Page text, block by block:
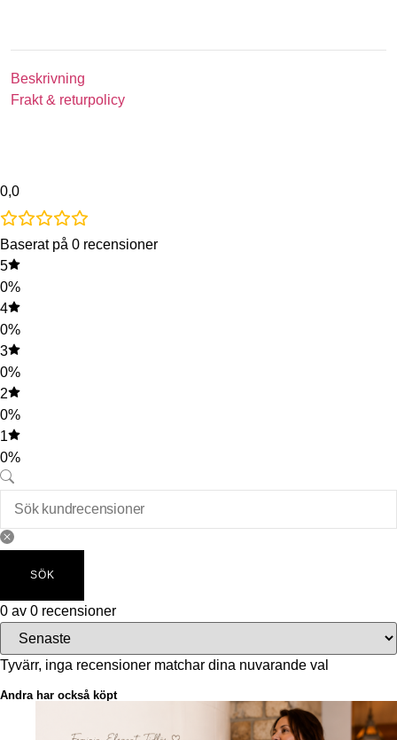
Beskrivning
Frakt & returpolicy
0,0
Baserat på 0 recensioner
5
0%
4
0%
3
0%
2
0%
1
0%
SÖK
0 av 0 recensioner
Tyvärr, inga recensioner matchar dina nuvarande val
Andra har också köpt